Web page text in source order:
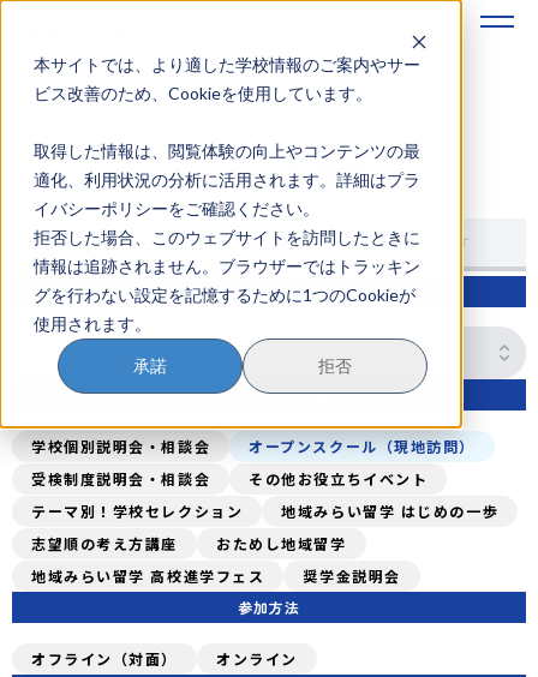
本サイトでは、より適した学校情報のご案内やサー
ビス改善のため、Cookieを使用しています。
取得した情報は、閲覧体験の向上やコンテンツの最
適化、利用状況の分析に活用されます。詳細はプラ
イバシーポリシーをご確認ください。
拒否した場合、このウェブサイトを訪問したときに
情報は追跡されません。ブラウザーではトラッキン
グを行わない設定を記憶するために1つのCookieが
使用されます。
承諾 拒否
地域みらい留学のすすめかた
地域みらい留学とは
学校を探す
イベントを探す
おためし地域留学
マガジン
奨学金について
？ イベント参加方法
会員登録 MYページログイン
イベントを探す
学校から探す エリア・特長から探す
学校名検索
イベントテーマ
学校個別説明会・相談会
オープンスクール（現地訪問）
受検制度説明会・相談会
その他お役立ちイベント
テーマ別！学校セレクション
地域みらい留学 はじめの一歩
志望順の考え方講座
おためし地域留学
地域みらい留学 高校進学フェス
奨学金説明会
参加方法
オフライン（対面）
オンライン